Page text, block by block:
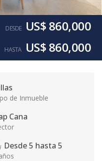
DESDE US$ 860,000
HASTA US$ 860,000
de Inmueble
Cana
Desde5 hasta 5